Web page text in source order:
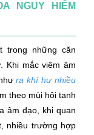
NGUY HIỂM
trong những căn
Khi mắc viêm âm
ra khí hư nhiều
theo mùi hôi tanh
âm đạo, khi quan
nhiều trường hợp